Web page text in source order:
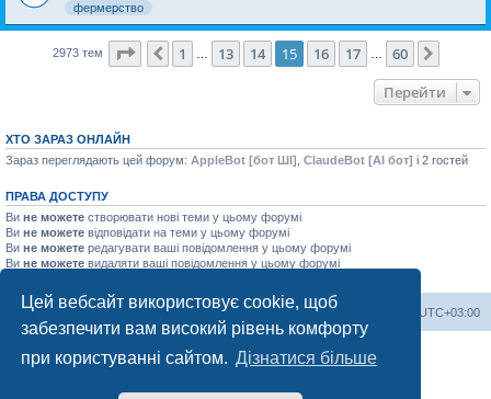
Цей вебсайт використовує cookie, щоб
забезпечити вам високий рівень комфорту
при користуванні сайтом. Дізнатися більше
фермерство
2973 тем Сторінка15 з60
Поперед.
1 13 14 15 16 17 60
Перейти
ХТО ЗАРАЗ ОНЛАЙН
Зараз переглядають цей форум: AppleBot [бот ШІ] ClaudeBot [AI бот] і 2 гостей
ПРАВА ДОСТУПУ
Ви не можете створювати нові теми у цьому форумі
Ви не можете відповідати на теми у цьому форумі
Ви не можете редагувати ваші повідомлення у цьому форумі
Ви не можете видаляти ваші повідомлення у цьому форумі
Херсонський форум UTC+03:00
Команда
Працює на phpBB® Forum Software © phpBB Limited
Конфіденційність